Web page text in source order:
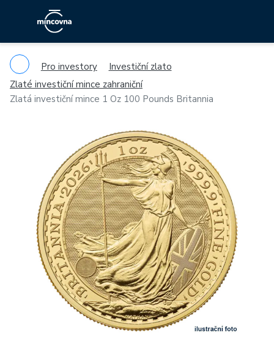
Pro investory
Investiční zlato
Zlaté investiční mince zahraniční
Zlatá investiční mince 1 Oz 100 Pounds Britannia
Previous